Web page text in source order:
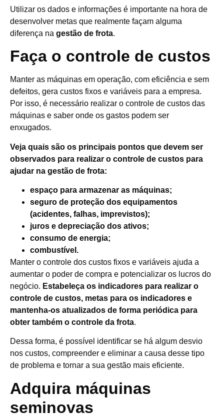
Utilizar os dados e informações é importante na hora de
desenvolver metas que realmente façam alguma
diferença na gestão de frota.
Faça o controle de custos
Manter as máquinas em operação, com eficiência e sem
defeitos, gera custos fixos e variáveis para a empresa.
Por isso, é necessário realizar o controle de custos das
máquinas e saber onde os gastos podem ser
enxugados.
Veja quais são os principais pontos que devem ser
observados para realizar o controle de custos para
ajudar na gestão de frota:
espaço para armazenar as máquinas;
seguro de proteção dos equipamentos
(acidentes, falhas, imprevistos);
juros e depreciação dos ativos;
consumo de energia;
combustível.
Manter o controle dos custos fixos e variáveis ajuda a
aumentar o poder de compra e potencializar os lucros do
negócio. Estabeleça os indicadores para realizar o
controle de custos, metas para os indicadores e
mantenha-os atualizados de forma periódica para
obter também o controle da frota.
Dessa forma, é possível identificar se há algum desvio
nos custos, compreender e eliminar a causa desse tipo
de problema e tornar a sua gestão mais eficiente.
Adquira máquinas
seminovas